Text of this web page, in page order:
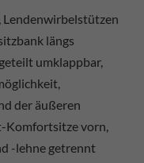
Lendenwirbelstützen
längs
umklappbar,
der äußeren
Komfortsitze vorn,
-lehne getrennt